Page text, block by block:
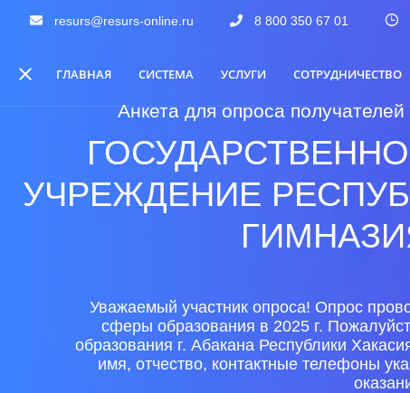
resurs@resurs-online.ru 8 800 350 67 01
ГЛАВНАЯ СИСТЕМА УСЛУГИ СОТРУДНИЧЕСТВО
Анкета для опроса
УЧРЕЖДЕНИЕ
Уважаемый участник опроса! Опрос
сферы образования в 2025 г.
образования г. Абакана Республики
имя, отчество, контактные телефоны